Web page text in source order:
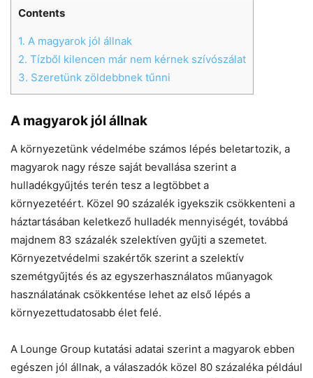
Contents
1. A magyarok jól állnak
2. Tízből kilencen már nem kérnek szívószálat
3. Szeretünk zöldebbnek tűnni
A magyarok jól állnak
A környezetünk védelmébe számos lépés beletartozik, a
magyarok nagy része saját bevallása szerint a
hulladékgyűjtés terén tesz a legtöbbet a
környezetéért. Közel 90 százalék igyekszik csökkenteni a
háztartásában keletkező hulladék mennyiségét, továbbá
majdnem 83 százalék szelektíven gyűjti a szemetet.
Környezetvédelmi szakértők szerint a szelektív
szemétgyűjtés és az egyszerhasználatos műanyagok
használatának csökkentése lehet az első lépés a
környezettudatosabb élet felé.
A Lounge Group kutatási adatai szerint a magyarok ebben
egészen jól állnak, a válaszadók közel 80 százaléka például